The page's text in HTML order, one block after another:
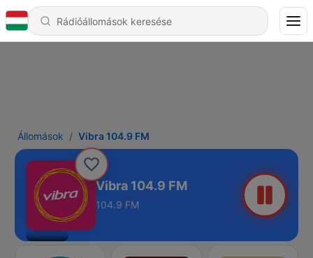
Állomások Vibra 104.9 FM
Vibra 104.9 FM
104.9 FM